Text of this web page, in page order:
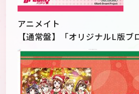
アニメイト
【通常盤】「オリジナルL版ブ